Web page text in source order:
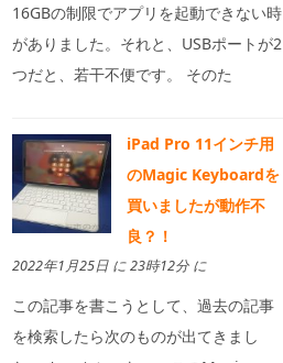
16GBの制限でアプリを起動できない時
がありました。それと、USBポートが2
つだと、若干不便です。 そのた
iPad Pro 11インチ用
のMagic Keyboardを
買いましたが動作不
良？！
2022年1月25日 に 23時12分 に
この記事を書こうとして、過去の記事
を検索したら次のものが出てきまし